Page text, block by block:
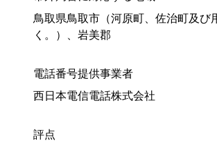
鳥取県鳥取市（河原町、佐治町及び
く。）、岩美郡
電話番号提供事業者
西日本電信電話株式会社
評点